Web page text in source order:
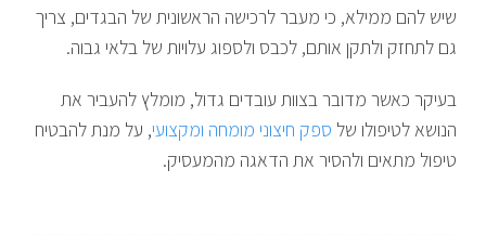
שיש להם ממילא, כי מעבר לרכישה הראשונית של הבגדים, צריך
גם לתחזק ולתקן אותם, לכבס ולספוג עלויות של בלאי גבוה.
בעיקר כאשר מדובר בצוות עובדים גדול, מומלץ להעביר את
הנושא לטיפולו של ספק חיצוני מומחה ומקצועי, על מנת להבטיח
טיפול מתאים ולהסיר את הדאגה מהמעסיק.